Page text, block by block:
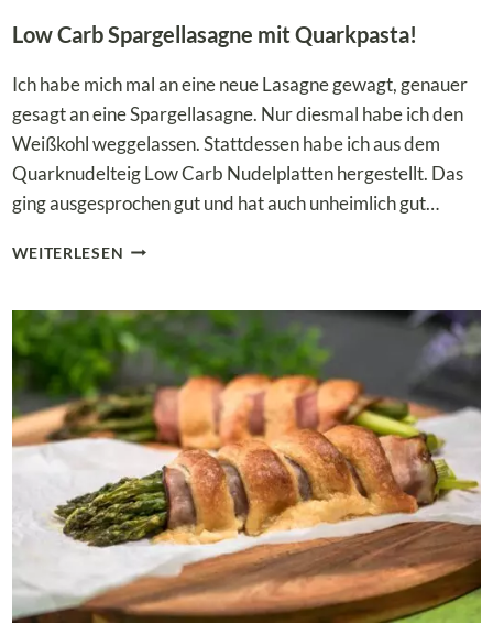
Low Carb Spargellasagne mit Quarkpasta!
Ich habe mich mal an eine neue Lasagne gewagt, genauer
gesagt an eine Spargellasagne. Nur diesmal habe ich den
Weißkohl weggelassen. Stattdessen habe ich aus dem
Quarknudelteig Low Carb Nudelplatten hergestellt. Das
ging ausgesprochen gut und hat auch unheimlich gut…
WEITERLESEN LOW
MIT
QUARKPASTA!